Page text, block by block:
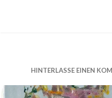
HINTERLASSE EINEN